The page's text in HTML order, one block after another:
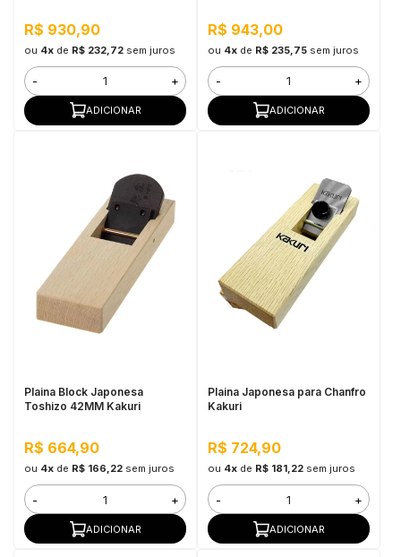
R$ 930,90
ou 4xde R$ 232,72 sem juros
- +
ADICIONAR
R$ 943,00
ou 4xde R$ 235,75 sem juros
- +
ADICIONAR
Plaina Block Japonesa
Toshizo 42MM Kakuri
R$ 664,90
ou 4xde R$ 166,22 sem juros
- +
ADICIONAR
Plaina Japonesa para Chanfro
Kakuri
R$ 724,90
ou 4xde R$ 181,22 sem juros
- +
ADICIONAR